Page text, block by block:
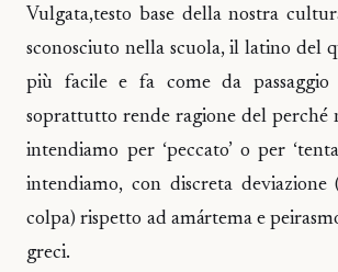
Vulgata,testo base della nostra
sconosciuto nella scuola, il latino del
più facile e fa come da passaggio
soprattutto rende ragione del perché
intendiamo per ‘peccato’ o per
intendiamo, con discreta deviazione
colpa) rispetto ad amártema e
greci.